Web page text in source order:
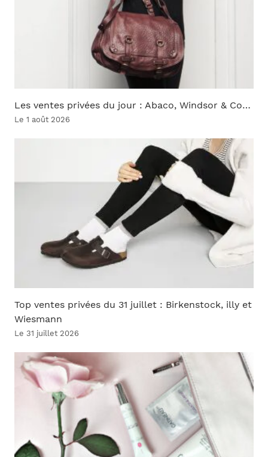
Les ventes privées du jour : Abaco, Windsor & Co…
Le 1 août 2026
Top ventes privées du 31 juillet : Birkenstock, illy et
Wiesmann
Le 31 juillet 2026